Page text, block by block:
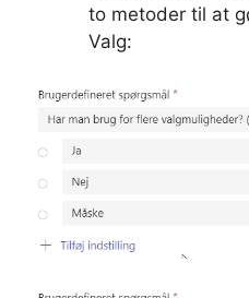
to metoder til at
Valg: